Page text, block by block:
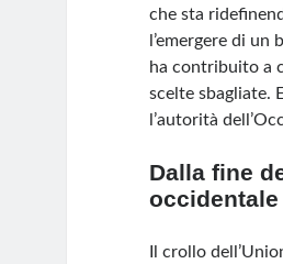
che sta
l’emergere di
ha contribuito a
scelte sbagliate.
l’autorità
Dalla fine
occidentale
Il crollo